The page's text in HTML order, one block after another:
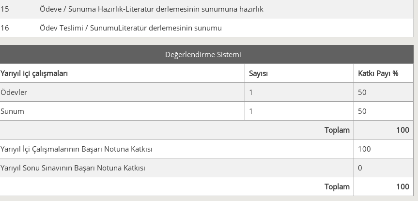
15
Ödeve / Sunuma Hazırlık-Literatür derlemesinin sunumuna hazırlık
16
Ödev Teslimi / SunumuLiteratür derlemesinin sunumu
Değerlendirme Sistemi
Yarıyıl içi çalışmaları
Sayısı
Katkı Payı %
Ödevler
1
50
Sunum
1
50
Toplam
100
Yarıyıl İçi Çalışmalarının Başarı Notuna Katkısı
100
Yarıyıl Sonu Sınavının Başarı Notuna Katkısı
0
Toplam
100